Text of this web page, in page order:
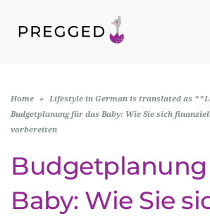
Home » Lifestyle in German is translated as
Budgetplanung für das Baby: Wie Sie sich
vorbereiten
Budgetplanung
Baby: Wie Sie